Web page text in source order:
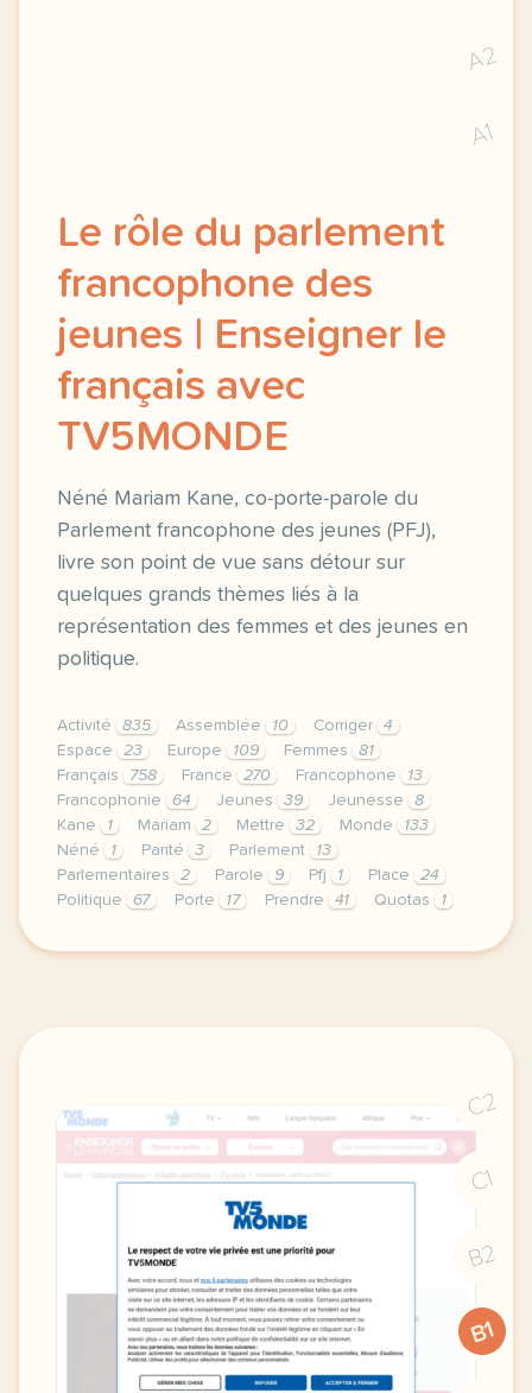
A2
A1
Le rôle du parlement
francophone des
jeunes | Enseigner le
français avec
TV5MONDE
Néné Mariam Kane, co-porte-parole du
Parlement francophone des jeunes (PFJ),
livre son point de vue sans détour sur
quelques grands thèmes liés à la
représentation des femmes et des jeunes en
politique.
Activité 835 Assemblée 10 Corriger
4
Espace
23 Europe 109 Femmes
81
Français
758 France 270 Francophone
13
Francophonie
64 Jeunes 39 Jeunesse
8
Kane
1 Mariam 2 Mettre 32 Monde
133
Néné
1 Parité 3 Parlement
13
Parlementaires
2 Parole 9 Pfj 1 Place
24
Politique
67 Porte 17 Prendre 41 Quotas 1
le respect de votre vie privee est une priorite
C2
C1
B2
B1